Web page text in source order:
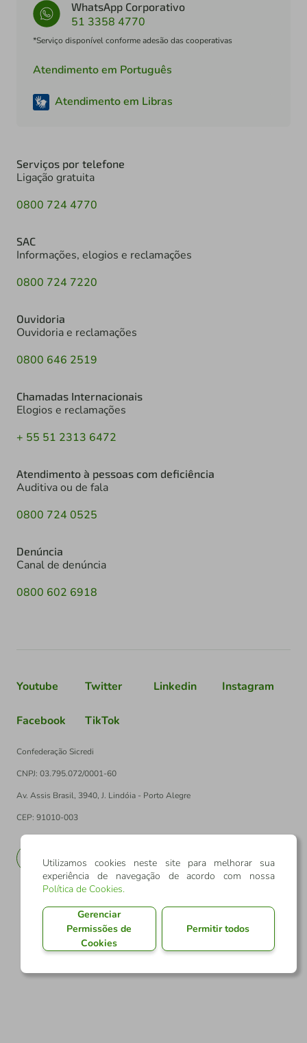
WhatsApp Corporativo
51 3358 4770
*Serviço disponível conforme adesão das cooperativas
Atendimento em Português
Atendimento em Libras
Serviços por telefone
Ligação gratuita
0800 724 4770
SAC
Informações, elogios e reclamações
0800 724 7220
Ouvidoria
Ouvidoria e reclamações
0800 646 2519
Chamadas Internacionais
Elogios e reclamações
+ 55 51 2313 6472
Atendimento à pessoas com deficiência
Auditiva ou de fala
0800 724 0525
Denúncia
Canal de denúncia
0800 602 6918
Youtube Twitter Linkedin Instagram
Facebook TikTok
Confederação Sicredi
CNPJ: 03.795.072/0001-60
Av. Assis Brasil, 3940, J. Lindóia - Porto Alegre
CEP: 91010-003
Utilizamos cookies neste site para melhorar sua
experiência de navegação de acordo com nossa
Política de Cookies.
Gerenciar
Permissões de
Cookies
Permitir todos